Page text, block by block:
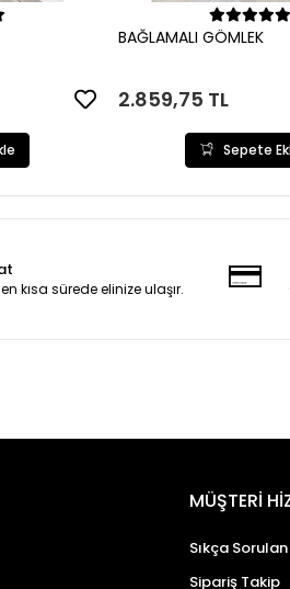
Sepete
BAĞLAMALI GÖMLEK
2.859,75 TL
Sepete
kısa sürede elinize ulaşır.
MÜŞTERİ
Sıkça
Sipariş Takip